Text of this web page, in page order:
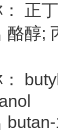
正
酪醇;